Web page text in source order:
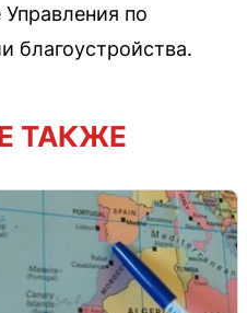
Управления по
благоустройства.
ТАКЖЕ